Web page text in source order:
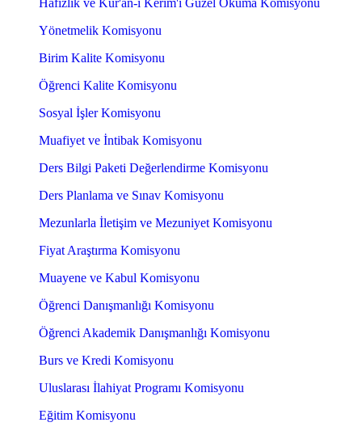
Hafızlık ve Kur'ân-ı Kerim'i Güzel Okuma Komisyonu
Yönetmelik Komisyonu
Birim Kalite Komisyonu
Öğrenci Kalite Komisyonu
Sosyal İşler Komisyonu
Muafiyet ve İntibak Komisyonu
Ders Bilgi Paketi Değerlendirme Komisyonu
Ders Planlama ve Sınav Komisyonu
Mezunlarla İletişim ve Mezuniyet Komisyonu
Fiyat Araştırma Komisyonu
Muayene ve Kabul Komisyonu
Öğrenci Danışmanlığı Komisyonu
Öğrenci Akademik Danışmanlığı Komisyonu
Burs ve Kredi Komisyonu
Uluslarası İlahiyat Programı Komisyonu
Eğitim Komisyonu